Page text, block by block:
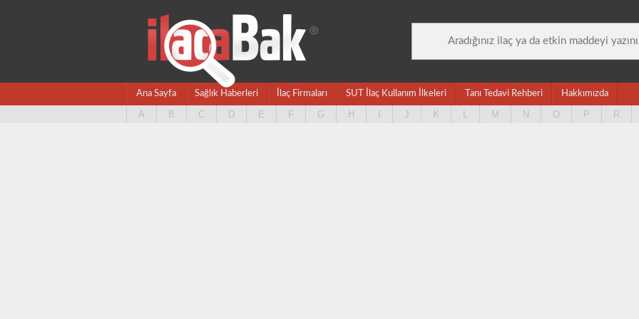
Ana Sayfa Sağlık Haberleri İlaç Firmaları SUT İlaç Kullanım İlkeleri Tanı Tedavi Rehberi Hakkımızda
A B C D E F G H J K L M N O P R